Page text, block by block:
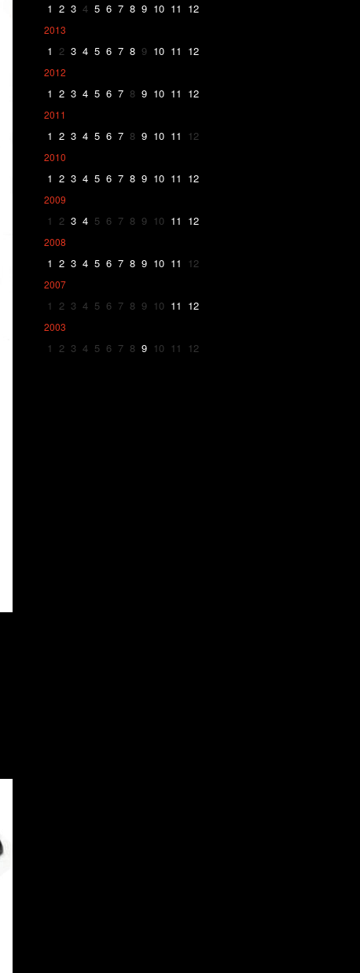
1 2 3 4 5 6 7 8 9 10 11 12
2013
1 2 3 4 5 6 7 8 9 10 11 12
2012
1 2 3 4 5 6 7 8 9 10 11 12
2011
1 2 3 4 5 6 7 8 9 10 11 12
2010
1 2 3 4 5 6 7 8 9 10 11 12
2009
1 2 3 4 5 6 7 8 9 10 11 12
2008
1 2 3 4 5 6 7 8 9 10 11 12
2007
1 2 3 4 5 6 7 8 9 10 11 12
2003
1 2 3 4 5 6 7 8 9 10 11 12